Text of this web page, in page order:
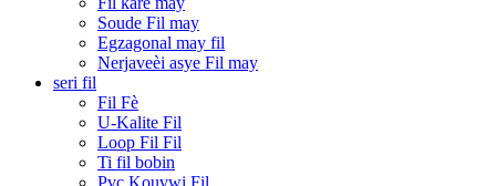
Soude Fil may
Egzagonal may fil
Nerjaveèi asye Fil may
seri fil
Fil Fè
U-Kalite Fil
Loop Fil Fil
Ti fil bobin
Pvc Kouvwi Fil